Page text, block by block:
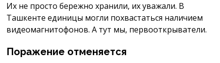
Их не просто бережно хранили, их уважали. В
Ташкенте единицы могли похвастаться наличием
видеомагнитофонов. А тут мы, первооткрыватели.
Поражение отменяется